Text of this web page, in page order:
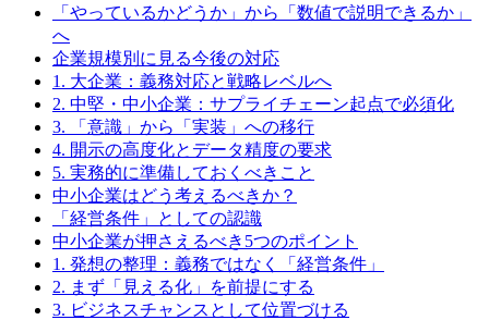
「やっているかどうか」から「数値で説明できるか」
へ
企業規模別に見る今後の対応
1. 大企業：義務対応と戦略レベルへ
2. 中堅・中小企業：サプライチェーン起点で必須化
3. 「意識」から「実装」への移行
4. 開示の高度化とデータ精度の要求
5. 実務的に準備しておくべきこと
中小企業はどう考えるべきか？
「経営条件」としての認識
中小企業が押さえるべき5つのポイント
1. 発想の整理：義務ではなく「経営条件」
2. まず「見える化」を前提にする
3. ビジネスチャンスとして位置づける